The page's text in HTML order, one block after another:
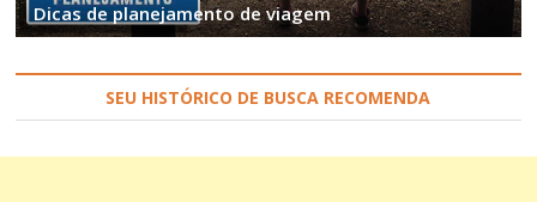
Dicas de planejamento de viagem
SEU HISTÓRICO DE BUSCA RECOMENDA